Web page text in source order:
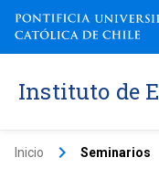
Instituto de
Inicio keyboard_arrow_right Seminarios